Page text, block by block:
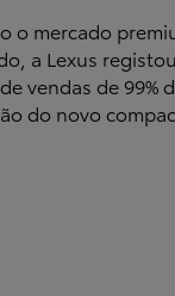
o mercado
a Lexus
vendas de
do novo